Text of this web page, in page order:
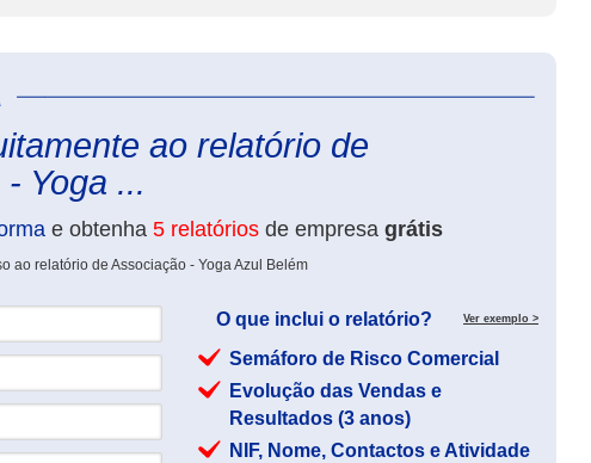
ao relatório de
Yoga ...
e obtenha 5 relatórios de empresa grátis
ao relatório de Associação - Yoga Azul Belém
O que inclui o relatório? Ver exemplo >
Semáforo de Risco Comercial
Evolução das Vendas e
Resultados (3 anos)
NIF, Nome, Contactos e Atividade